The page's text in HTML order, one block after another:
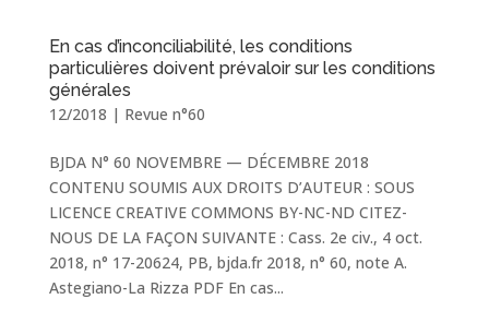
En cas d’inconciliabilité, les conditions
particulières doivent prévaloir sur les conditions
générales
12/2018 | Revue n°60
BJDA N° 60 NOVEMBRE — DÉCEMBRE 2018
CONTENU SOUMIS AUX DROITS D’AUTEUR : SOUS
LICENCE CREATIVE COMMONS BY-NC-ND CITEZ-
NOUS DE LA FAÇON SUIVANTE : Cass. 2e civ., 4 oct.
2018, n° 17-20624, PB, bjda.fr 2018, n° 60, note A.
Astegiano-La Rizza PDF En cas...